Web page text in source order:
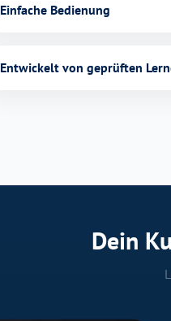
Einfache Bedienung
Entwickelt von geprüften
Dein